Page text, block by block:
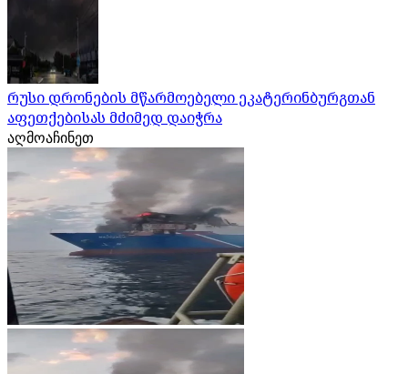
რუსი დრონების მწარმოებელი ეკატერინბურგთან
აფეთქებისას მძიმედ დაიჭრა
აღმოაჩინეთ